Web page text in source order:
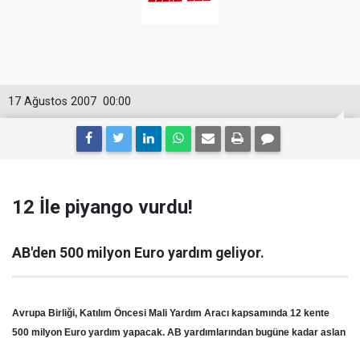
00:00
17 Ağustos 2007
12 İle piyango vurdu!
AB'den 500 milyon Euro yardım geliyor.
Avrupa Birliği, Katılım Öncesi Mali Yardım Aracı kapsamında 12 kente
500 milyon Euro yardım yapacak. AB yardımlarından bugüne kadar aslan